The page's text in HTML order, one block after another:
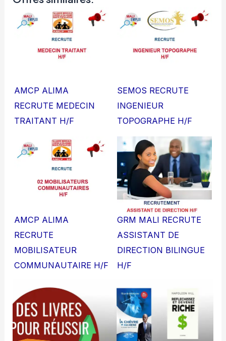
AMCP ALIMA
RECRUTE MEDECIN
TRAITANT H/F
SEMOS RECRUTE
INGENIEUR
TOPOGRAPHE H/F
AMCP ALIMA
RECRUTE
MOBILISATEUR
COMMUNAUTAIRE H/F
GRM MALI RECRUTE
ASSISTANT DE
DIRECTION BILINGUE
H/F